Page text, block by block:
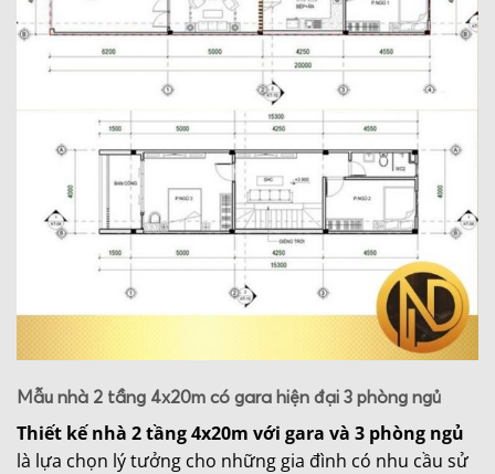
Mẫu nhà 2 tầng 4x20m có gara hiện đại 3 phòng ngủ
Thiết kế nhà 2 tầng 4x20m với gara và 3 phòng ngủ
là lựa chọn lý tưởng cho những gia đình có nhu cầu sử